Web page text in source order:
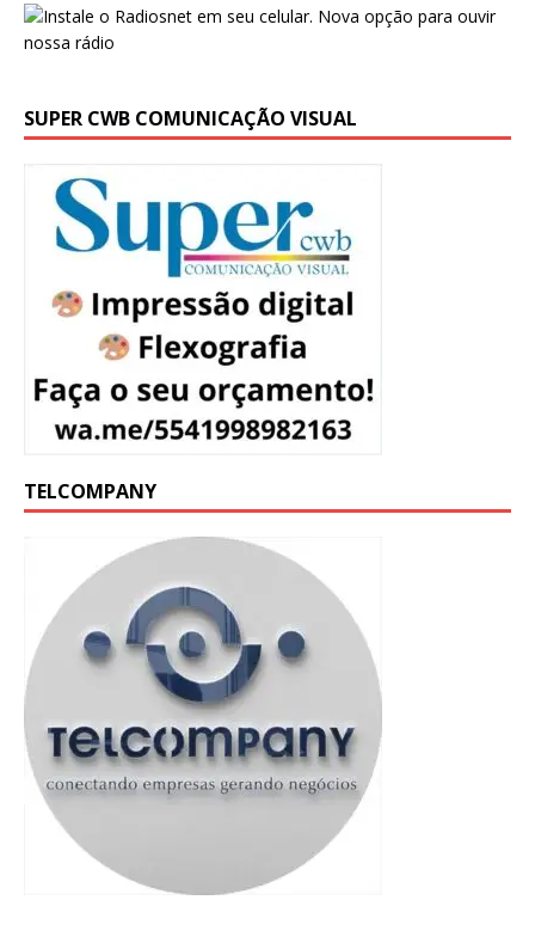
SUPER CWB COMUNICAÇÃO VISUAL
TELCOMPANY